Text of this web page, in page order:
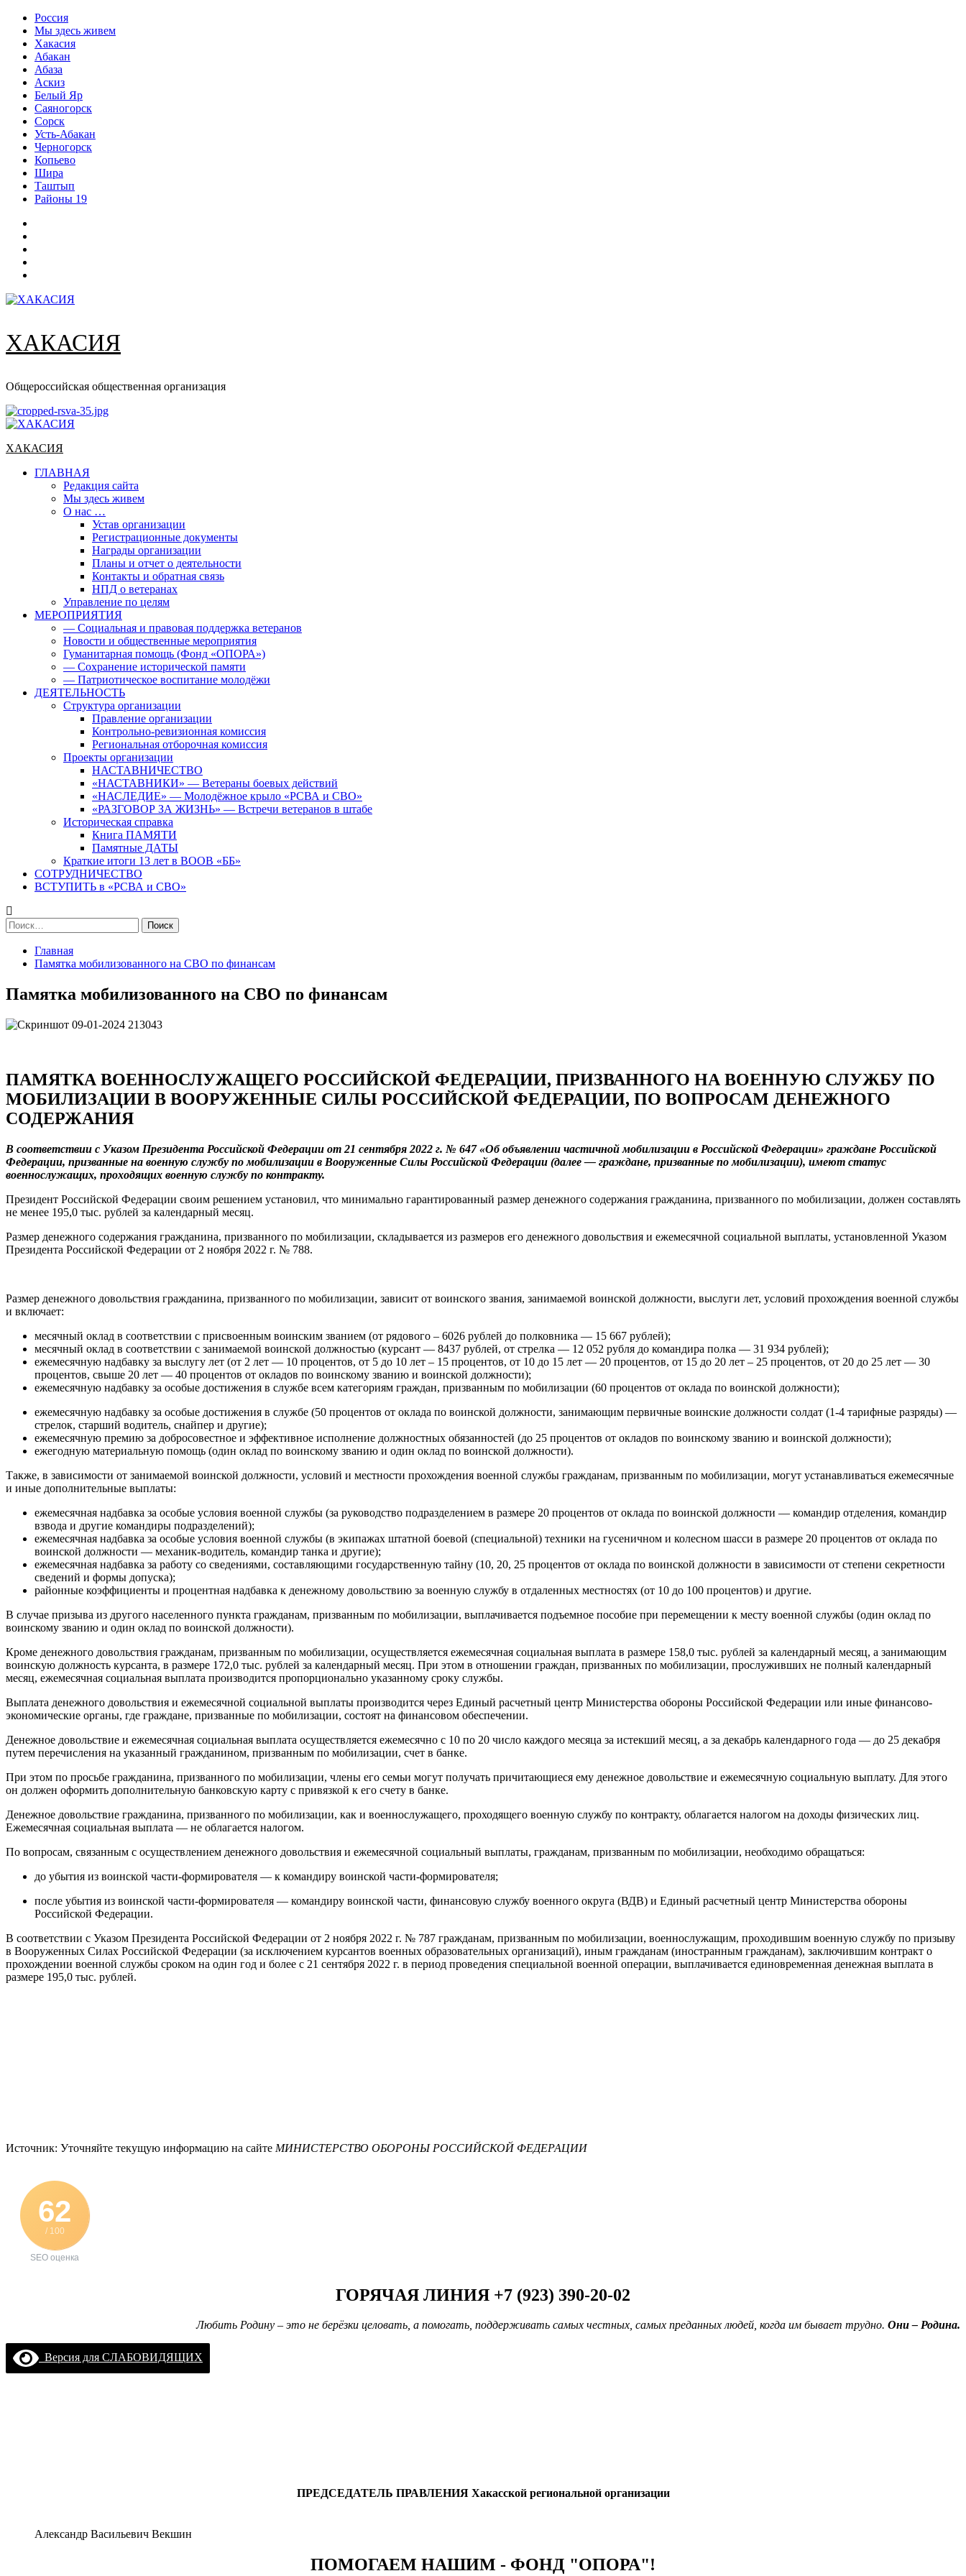
Перейти
содержимому
Россия
Мы здесь живем
Хакасия
Абакан
Абаза
Аскиз
Белый Яр
Саяногорск
Сорск
Усть-Абакан
Черногорск
Копьево
Шира
Таштып
Районы 19
ХАКАСИЯ
Общероссийская общественная организация
Основное
ХАКАСИЯ
ГЛАВНАЯ
Редакция сайта
Мы здесь живем
О нас …
Устав организации
Регистрационные документы
Награды организации
Планы и отчет о деятельности
Контакты и обратная связь
НПД о ветеранах
Управление по целям
МЕРОПРИЯТИЯ
— Социальная и правовая поддержка ветеранов
Новости и общественные мероприятия
Гуманитарная помощь (Фонд «ОПОРА»)
— Сохранение исторической памяти
— Патриотическое воспитание молодёжи
ДЕЯТЕЛЬНОСТЬ
Структура организации
Правление организации
Контрольно-ревизионная комиссия
Региональная отборочная комиссия
Проекты организации
НАСТАВНИЧЕСТВО
«НАСТАВНИКИ» — Ветераны боевых действий
«НАСЛЕДИЕ» — Молодёжное крыло «РСВА и СВО»
«РАЗГОВОР ЗА ЖИЗНЬ» — Встречи ветеранов в штабе
Историческая справка
Книга ПАМЯТИ
Памятные ДАТЫ
Краткие итоги 13 лет в ВООВ «ББ»
СОТРУДНИЧЕСТВО
ВСТУПИТЬ в «РСВА и СВО»
Найти:
Главная
Памятка мобилизованного на СВО по финансам
Памятка мобилизованного на СВО по финансам
ПАМЯТКА ВОЕННОСЛУЖАЩЕГО РОССИЙСКОЙ ФЕДЕРАЦИИ, ПРИЗВАННОГО НА ВОЕННУЮ СЛУЖБУ ПО
МОБИЛИЗАЦИИ В ВООРУЖЕННЫЕ СИЛЫ РОССИЙСКОЙ ФЕДЕРАЦИИ, ПО ВОПРОСАМ ДЕНЕЖНОГО
СОДЕРЖАНИЯ
В соответствии с Указом Президента Российской Федерации от 21 сентября 2022 г. № 647 «Об объявлении частичной мобилизации в Российской Федерации» граждане Российской
Федерации, призванные на военную службу по мобилизации в Вооруженные Силы Российской Федерации (далее — граждане, призванные по мобилизации), имеют статус
военнослужащих, проходящих военную службу по контракту.
Президент Российской Федерации своим решением установил, что минимально гарантированный размер денежного содержания гражданина, призванного по мобилизации, должен составлять
не менее 195,0 тыс. рублей за календарный месяц.
Размер денежного содержания гражданина, призванного по мобилизации, складывается из размеров его денежного довольствия и ежемесячной социальной выплаты, установленной Указом
Президента Российской Федерации от 2 ноября 2022 г. № 788.
Размер денежного довольствия гражданина, призванного по мобилизации, зависит от воинского звания, занимаемой воинской должности, выслуги лет, условий прохождения военной службы
и включает:
месячный оклад в соответствии с присвоенным воинским званием (от рядового – 6026 рублей до полковника — 15 667 рублей);
месячный оклад в соответствии с занимаемой воинской должностью (курсант — 8437 рублей, от стрелка — 12 052 рубля до командира полка — 31 934 рублей);
ежемесячную надбавку за выслугу лет (от 2 лет — 10 процентов, от 5 до 10 лет – 15 процентов, от 10 до 15 лет — 20 процентов, от 15 до 20 лет – 25 процентов, от 20 до 25 лет — 30
процентов, свыше 20 лет — 40 процентов от окладов по воинскому званию и воинской должности);
ежемесячную надбавку за особые достижения в службе всем категориям граждан, призванным по мобилизации (60 процентов от оклада по воинской должности);
ежемесячную надбавку за особые достижения в службе (50 процентов от оклада по воинской должности, занимающим первичные воинские должности солдат (1-4 тарифные разряды) —
стрелок, старший водитель, снайпер и другие);
ежемесячную премию за добросовестное и эффективное исполнение должностных обязанностей (до 25 процентов от окладов по воинскому званию и воинской должности);
ежегодную материальную помощь (один оклад по воинскому званию и один оклад по воинской должности).
Также, в зависимости от занимаемой воинской должности, условий и местности прохождения военной службы гражданам, призванным по мобилизации, могут устанавливаться ежемесячные
и иные дополнительные выплаты:
ежемесячная надбавка за особые условия военной службы (за руководство подразделением в размере 20 процентов от оклада по воинской должности — командир отделения, командир
взвода и другие командиры подразделений);
ежемесячная надбавка за особые условия военной службы (в экипажах штатной боевой (специальной) техники на гусеничном и колесном шасси в размере 20 процентов от оклада по
воинской должности — механик-водитель, командир танка и другие);
ежемесячная надбавка за работу со сведениями, составляющими государственную тайну (10, 20, 25 процентов от оклада по воинской должности в зависимости от степени секретности
сведений и формы допуска);
районные коэффициенты и процентная надбавка к денежному довольствию за военную службу в отдаленных местностях (от 10 до 100 процентов) и другие.
В случае призыва из другого населенного пункта гражданам, призванным по мобилизации, выплачивается подъемное пособие при перемещении к месту военной службы (один оклад по
воинскому званию и один оклад по воинской должности).
Кроме денежного довольствия гражданам, призванным по мобилизации, осуществляется ежемесячная социальная выплата в размере 158,0 тыс. рублей за календарный месяц, а занимающим
воинскую должность курсанта, в размере 172,0 тыс. рублей за календарный месяц. При этом в отношении граждан, призванных по мобилизации, прослуживших не полный календарный
месяц, ежемесячная социальная выплата производится пропорционально указанному сроку службы.
Выплата денежного довольствия и ежемесячной социальной выплаты производится через Единый расчетный центр Министерства обороны Российской Федерации или иные финансово-
экономические органы, где граждане, призванные по мобилизации, состоят на финансовом обеспечении.
Денежное довольствие и ежемесячная социальная выплата осуществляется ежемесячно с 10 по 20 число каждого месяца за истекший месяц, а за декабрь календарного года — до 25 декабря
путем перечисления на указанный гражданином, призванным по мобилизации, счет в банке.
При этом по просьбе гражданина, призванного по мобилизации, члены его семьи могут получать причитающиеся ему денежное довольствие и ежемесячную социальную выплату. Для этого
он должен оформить дополнительную банковскую карту с привязкой к его счету в банке.
Денежное довольствие гражданина, призванного по мобилизации, как и военнослужащего, проходящего военную службу по контракту, облагается налогом на доходы физических лиц.
Ежемесячная социальная выплата — не облагается налогом.
По вопросам, связанным с осуществлением денежного довольствия и ежемесячной социальный выплаты, гражданам, призванным по мобилизации, необходимо обращаться:
до убытия из воинской части-формирователя — к командиру воинской части-формирователя;
после убытия из воинской части-формирователя — командиру воинской части, финансовую службу военного округа (ВДВ) и Единый расчетный центр Министерства обороны
Российской Федерации.
В соответствии с Указом Президента Российской Федерации от 2 ноября 2022 г. № 787 гражданам, призванным по мобилизации, военнослужащим, проходившим военную службу по призыву
в Вооруженных Силах Российской Федерации (за исключением курсантов военных образовательных организаций), иным гражданам (иностранным гражданам), заключившим контракт о
прохождении военной службы сроком на один год и более с 21 сентября 2022 г. в период проведения специальной военной операции, выплачивается единовременная денежная выплата в
размере 195,0 тыс. рублей.
Источник: Уточняйте текущую информацию на сайте МИНИСТЕРСТВО ОБОРОНЫ РОССИЙСКОЙ ФЕДЕРАЦИИ
62
/ 100
SEO оценка
ГОРЯЧАЯ ЛИНИЯ +7 (923) 390-20-02
Любить Родину – это не берёзки целовать, а помогать, поддерживать самых честных, самых преданных людей, когда им бывает трудно. Они – Родина.
Версия для СЛАБОВИДЯЩИХ
ПРЕДСЕДАТЕЛЬ ПРАВЛЕНИЯ Хакасской региональной организации
Александр Васильевич Векшин
ПОМОГАЕМ НАШИМ - ФОНД "ОПОРА"!